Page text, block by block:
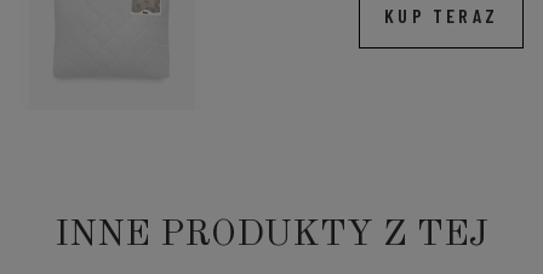
KUP TERAZ
INNE PRODUKTY Z TEJ